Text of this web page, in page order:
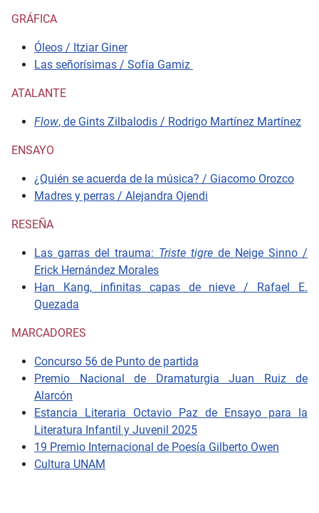
GRÁFICA
Óleos / Itziar Giner
Las señorísimas / Sofía Gamiz
ATALANTE
Flow, de Gints Zilbalodis / Rodrigo Martínez Martínez
ENSAYO
¿Quién se acuerda de la música? / Giacomo Orozco
Madres y perras / Alejandra Ojendi
RESEÑA
Las garras del trauma: Triste tigre de Neige Sinno /
Erick Hernández Morales
Han Kang, infinitas capas de nieve / Rafael E.
Quezada
MARCADORES
Concurso 56 de Punto de partida
Premio Nacional de Dramaturgia Juan Ruiz de
Alarcón
Estancia Literaria Octavio Paz de Ensayo para la
Literatura Infantil y Juvenil 2025
19 Premio Internacional de Poesía Gilberto Owen
Cultura UNAM